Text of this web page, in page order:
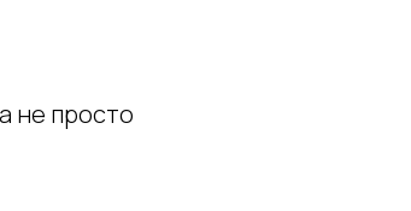
не просто